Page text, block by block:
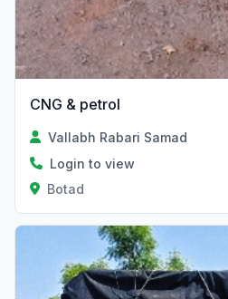
CNG & petrol
Vallabh Rabari Samad
Login to view
Botad